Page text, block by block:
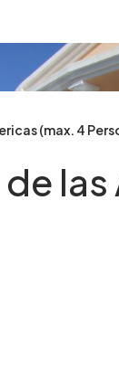
(max. 4